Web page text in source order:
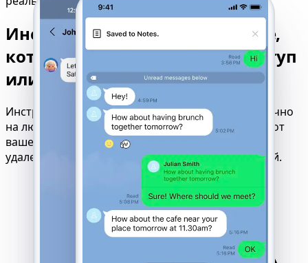
Инструмент отслеживания Line,
который работает везде — доступ
или разрешения не требуются
Инструмент для взлома Line работает круглосуточно
на любом устройстве или браузере. Независимо от
вашей ОС или местоположения, он запускается
удаленно без установки, доступа или оповещений.